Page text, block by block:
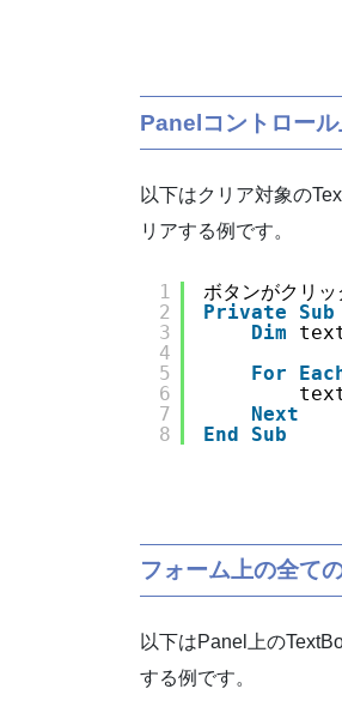
Panelコントロー
以下はクリア対象の
リアする例です。
1
2
3
4
5
6
7
8
ボタンがクリ
Private
Sub
Dim
For
Next
End
Sub
フォーム上の全て
以下はPanel上の
する例です。